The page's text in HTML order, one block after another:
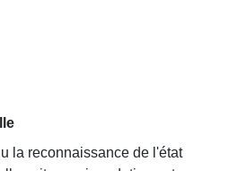
la reconnaissance de l'état